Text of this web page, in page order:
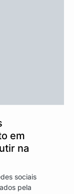
em
na
sociais
pela